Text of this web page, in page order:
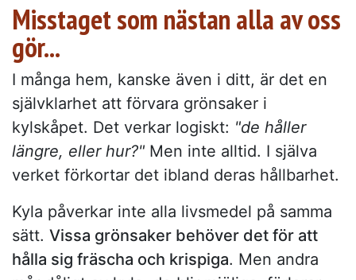
Misstaget som nästan alla av oss
gör...
I många hem, kanske även i ditt, är det en
självklarhet att förvara grönsaker i
kylskåpet. Det verkar logiskt: "de håller
längre, eller hur?" Men inte alltid. I själva
verket förkortar det ibland deras hållbarhet.
Kyla påverkar inte alla livsmedel på samma
sätt. Vissa grönsaker behöver det för att
hålla sig fräscha och krispiga. Men andra